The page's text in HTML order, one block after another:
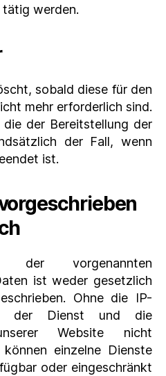
werden.
sobald diese für den
mehr erforderlich sind.
der Bereitstellung der
der Fall, wenn
ist.
der vorgenannten
ist weder gesetzlich
Ohne die IP-
der Dienst und die
Website nicht
einzelne Dienste
oder eingeschränkt